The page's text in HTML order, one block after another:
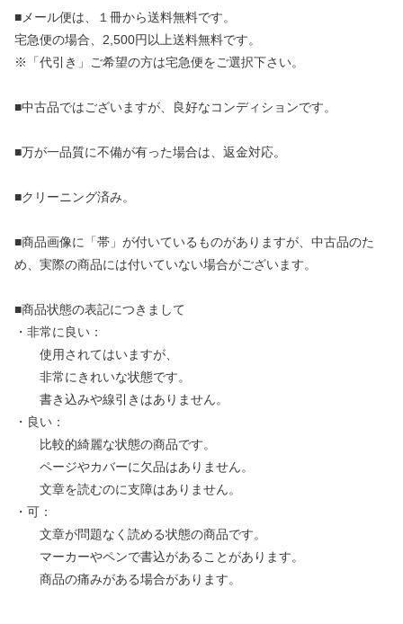
■メール便は、１冊から送料無料です。
宅急便の場合、2,500円以上送料無料です。
※「代引き」ご希望の方は宅急便をご選択下さい。
■中古品ではございますが、良好なコンディションです。
■万が一品質に不備が有った場合は、返金対応。
■クリーニング済み。
■商品画像に「帯」が付いているものがありますが、中古品のた
め、実際の商品には付いていない場合がございます。
■商品状態の表記につきまして
・非常に良い：
使用されてはいますが、
非常にきれいな状態です。
書き込みや線引きはありません。
・良い：
比較的綺麗な状態の商品です。
ページやカバーに欠品はありません。
文章を読むのに支障はありません。
・可：
文章が問題なく読める状態の商品です。
マーカーやペンで書込があることがあります。
商品の痛みがある場合があります。